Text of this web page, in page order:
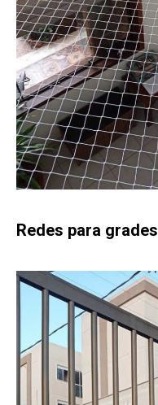
Redes para grades